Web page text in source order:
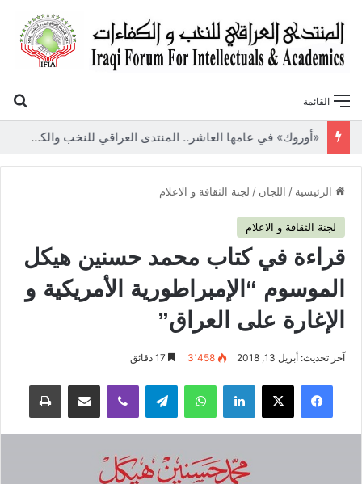
القائمة
«أوروك» في عامها العاشر.. المنتدى العراقي للنخب والكفاءات يصدر عددًا جديدًا ببحوث علمية تعالج قضايا الاقتصاد والطاقة
الرئيسية / اللجان / لجنة الثقافة و الاعلام
لجنة الثقافة و الاعلام
قراءة في كتاب محمد حسنين هيكل
الموسوم “الإمبراطورية الأمريكية و
الإغارة على العراق”
آخر تحديث: أبريل 13, 2018 3٬458
فيسبوك لينكدإن واتساب